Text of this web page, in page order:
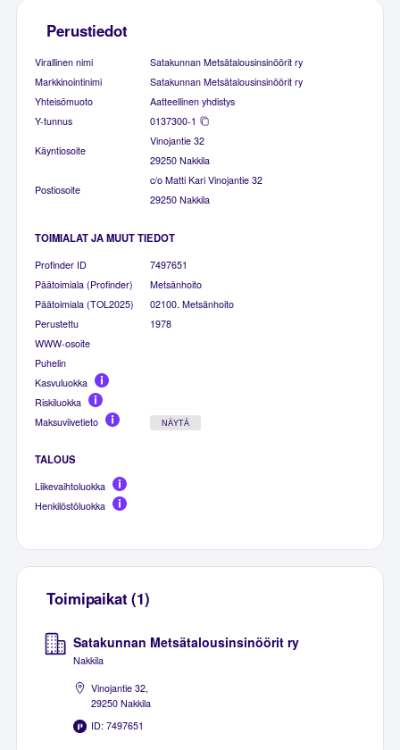
Perustiedot
Virallinen nimi
Satakunnan Metsätalousinsinöörit ry
Markkinointinimi
Satakunnan Metsätalousinsinöörit ry
Yhteisömuoto
Aatteellinen yhdistys
Y-tunnus
0137300-1
Käyntiosoite
Vinojantie 32
29250 Nakkila
Postiosoite
c/o Matti Kari Vinojantie 32
29250 Nakkila
TOIMIALAT JA MUUT TIEDOT
Profinder ID
7497651
Päätoimiala (Profinder)
Metsänhoito
Päätoimiala (TOL2025)
02100. Metsänhoito
Perustettu
1978
WWW-osoite
Puhelin
Kasvuluokka
Riskiluokka
Maksuviivetieto
NÄYTÄ
TALOUS
Liikevaihtoluokka
Henkilöstöluokka
Toimipaikat (1)
Satakunnan Metsätalousinsinöörit ry
Nakkila
Vinojantie 32,
29250 Nakkila
ID: 7497651